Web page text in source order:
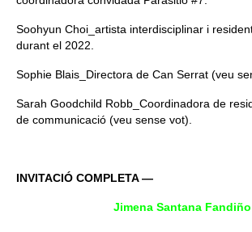
Soohyun Choi_artista interdisciplinar i
durant el 2022.
Sophie Blais_Directora de Can Serrat (veu
Sarah Goodchild Robb_Coordinadora de
de communicació (veu sense vot).
INVITACIÓ COMPLETA —
Jimena Santana Fandiño